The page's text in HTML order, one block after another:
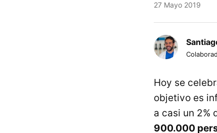
27 Mayo 2019
Hoy se
objetivo es
a casi un 2%
900.000